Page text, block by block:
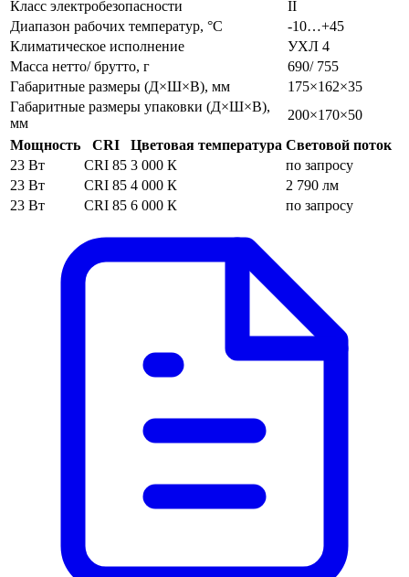
Класс электробезопасности
II
Диапазон рабочих температур, °С
-10…+45
Климатическое исполнение
УХЛ 4
Масса нетто/ брутто, г
690/ 755
Габаритные размеры (Д×Ш×В), мм
175×162×35
Габаритные размеры упаковки (Д×Ш×В),
мм
200×170×50
Мощность
CRI Цветовая температура Световой поток
23 Вт
CRI 85 3 000 К
по запросу
23 Вт
CRI 85 4 000 К
2 790 лм
23 Вт
CRI 85 6 000 К по запросу